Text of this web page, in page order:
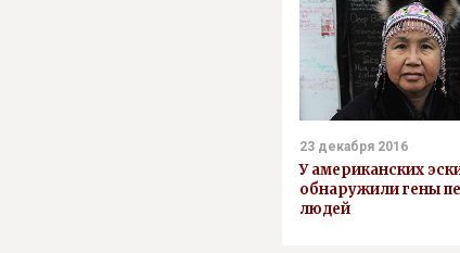
23 декабря 2016
У американских
обнаружили гены
людей